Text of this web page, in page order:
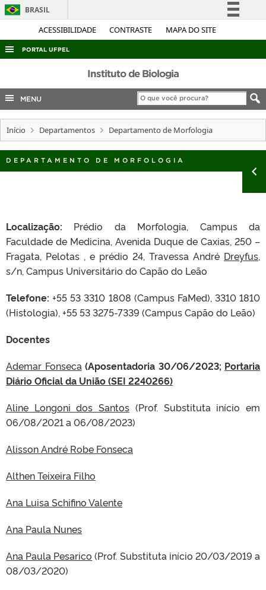
ACESSIBILIDADE CONTRASTE MAPA DO SITE
BRASIL
Simplifique!
Acesso à informação
Legislação
Canais
PORTAL UFPEL
ACESSO À INFORMAÇÃO
AUDITORIA
COBALTO
CONCURSOS
EDITAIS
INTERNACIONAL
TELEFONES
Instituto de Biologia
MENU
Início Departamentos Departamento de Morfologia
DEPARTAMENTO DE MORFOLOGIA
Localização: Prédio da Morfologia, Campus da
Faculdade de Medicina, Avenida Duque de Caxias, 250 –
Fragata, Pelotas , e prédio 24, Travessa André Dreyfus,
s/n, Campus Universitário do Capão do Leão
Telefone: +55 53 3310 1808 (Campus FaMed), 3310 1810
(Histologia), +55 53 3275-7339 (Campus Capão do Leão)
Docentes
Ademar Fonseca (Aposentadoria 30/06/2023; Portaria
Diário Oficial da União (SEI 2240266)
Aline Longoni dos Santos (Prof. Substituta início em
06/08/2021 a 06/08/2023)
Alisson André Robe Fonseca
Althen Teixeira Filho
Ana Luisa Schifino Valente
Ana Paula Nunes
Ana Paula Pesarico (Prof. Substituta início 20/03/2019 a
08/03/2020)